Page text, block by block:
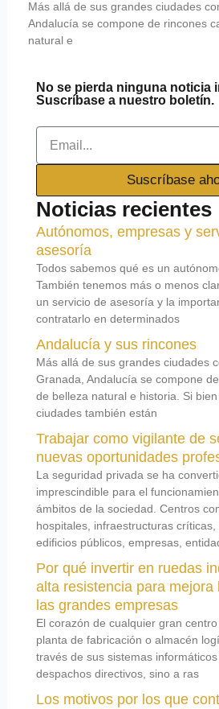
Más allá de sus grandes ciudades
Andalucía se compone de rincones
natural e
No se pierda ninguna noticia
Suscríbase a nuestro boletín.
Suscríbase
Noticias recientes
Autónomos, empresas y
asesoría
Todos sabemos qué es un
También tenemos más o menos
un servicio de asesoría y la
contratarlo en determinados
Andalucía y sus rincones
Más allá de sus grandes ciudades
Granada, Andalucía se compone
de belleza natural e historia. Si
ciudades también están
Trabajar como vigilante de
nuevas oportunidades
La seguridad privada se ha
imprescindible para el
ámbitos de la sociedad. Centros
hospitales, infraestructuras críticas,
edificios públicos, empresas,
Por qué invertir en ruedas
alta resistencia para mejora
las grandes empresas
El corazón de cualquier gran centro
planta de fabricación o almacén
través de sus sistemas
despachos directivos, sino a ras
Los motivos por los que